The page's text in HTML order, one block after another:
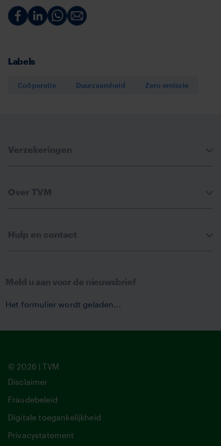
Deel Deel Deel Deel
Labels
Coöperatie Duurzaamheid Zero emissie
Verzekeringen
Over TVM
Hulp en contact
Meld u aan voor de nieuwsbrief
Het formulier wordt geladen...
© 2026 | TVM
Disclaimer
Fraudebeleid
Digitale toegankelijkheid
Privacystatement